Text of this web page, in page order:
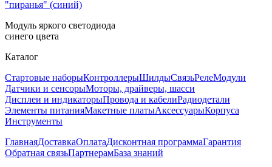
"пиранья" (синий)
Модуль яркого светодиода
синего цвета
Каталог
Стартовые наборыКонтроллерыШилдыСвязьРелеМодули
Датчики и сенсорыМоторы, драйверы, шасси
Дисплеи и индикаторыПровода и кабелиРадиодетали
Элементы питанияМакетные платыАксессуарыКорпуса
Инструменты
ГлавнаяДоставкаОплатаДисконтная программаГарантия
Обратная связьПартнерамБаза знаний